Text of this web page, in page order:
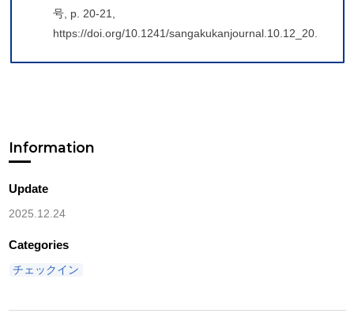
号, p. 20-21,
https://doi.org/10.1241/sangakukanjournal.10.12_20.
Information
Update
2025.12.24
Categories
チェックイン